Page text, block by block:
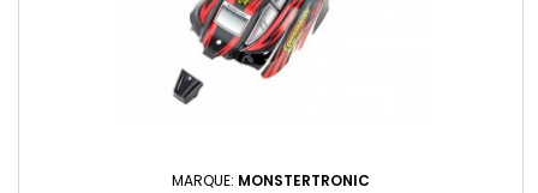
MARQUE: MONSTERTRONIC